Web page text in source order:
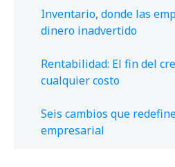
Inventario, donde las
dinero inadvertido
Rentabilidad: El fin del
cualquier costo
Seis cambios que
empresarial